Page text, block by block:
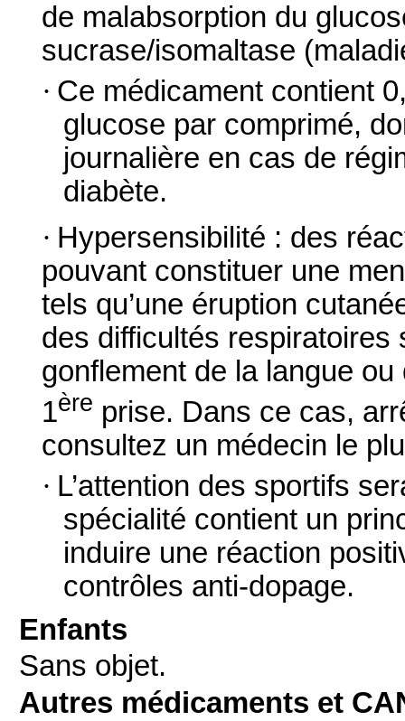
de malabsorption du
sucrase/isomaltase
· Ce médicament contient
glucose par comprimé,
journalière en cas de
diabète.
· Hypersensibilité : des
pouvant constituer une
tels qu’une éruption
des difficultés
gonflement de la langue
1ère prise. Dans ce cas,
consultez un médecin le
· L’attention des sportifs
spécialité contient un
induire une réaction
contrôles anti-dopage.
Enfants
Sans objet.
Autres médicaments et